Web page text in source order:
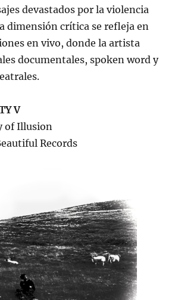
devastados por la violencia
dimensión crítica se refleja en
en vivo, donde la artista
documentales, spoken word y
V
of Illusion
Records